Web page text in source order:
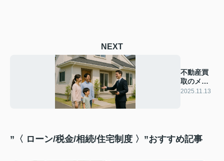
NEXT
不動産買
取のメリ
ットと注
2025.11.13
”〈 ローン/税金/相続/住宅制度 〉”おすすめ記事